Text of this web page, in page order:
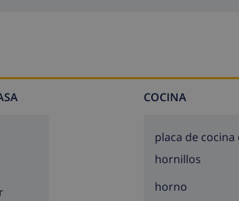
COCINA
placa de cocina
hornillos
horno